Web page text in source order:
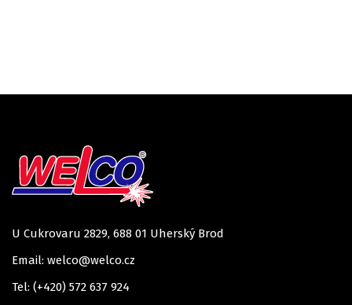
U Cukrovaru 2829, 688 01 Uherský Brod
Email: welco@welco.cz
Tel: (+420) 572 637 924